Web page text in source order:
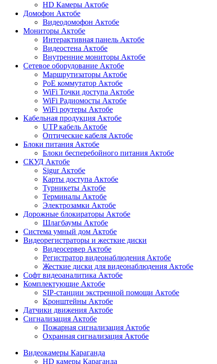
HD Камеры Актобе
Домофон Актобе
Видеодомофон Актобе
Мониторы Актобе
Интерактивная панель Актобе
Видеостена Актобе
Внутренние мониторы Актобе
Сетевое оборудование Актобе
Маршрутизаторы Актобе
PoE коммутатор Актобе
WiFi Точки доступа Актобе
WiFi Радиомосты Актобе
WiFi роутеры Актобе
Кабельная продукция Актобе
UTP кабель Актобе
Оптические кабеля Актобе
Блоки питания Актобе
Блоки бесперебойного питания Актобе
СКУД Актобе
Sigur Актобе
Карты доступа Актобе
Турникеты Актобе
Терминалы Актобе
Электрозамки Актобе
Дорожные блокираторы Актобе
Шлагбаумы Актобе
Система умный дом Актобе
Видеорегистраторы и жесткие диски
Видеосервер Актобе
Регистратор видеонаблюдения Актобе
Жесткие диски для видеонаблюдения Актобе
Софт видеоаналитика Актобе
Комплектующие Актобе
SIP-станции экстренной помощи Актобе
Кронштейны Актобе
Датчики движения Актобе
Сигнализация Актобе
Пожарная сигнализация Актобе
Охранная сигнализация Актобе
Видеокамеры Караганда
HD камеры Караганда